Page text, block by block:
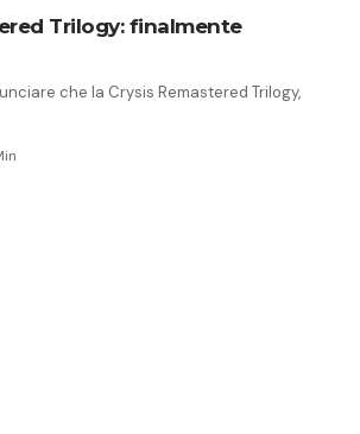
Trilogy: finalmente
che la Crysis Remastered Trilogy,